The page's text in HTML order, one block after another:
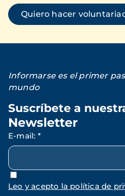
Quiero hacer
Informarse es el primer
mundo
Suscríbete a
Newsletter
E-mail: *
Leo y acepto la política de